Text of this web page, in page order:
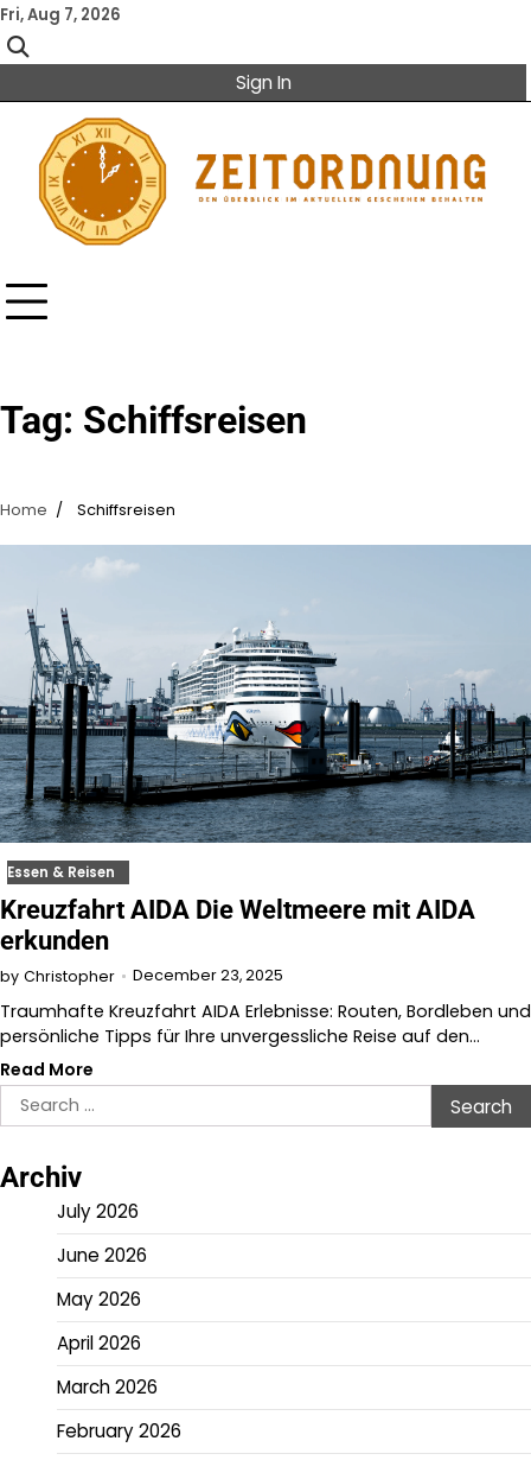
Skip
to
content
Fri, Aug 7, 2026
Sign In
Tag: Schiffsreisen
Home Schiffsreisen
Essen & Reisen
Kreuzfahrt AIDA Die Weltmeere mit AIDA
erkunden
by Christopher December 23, 2025
Traumhafte Kreuzfahrt AIDA Erlebnisse: Routen, Bordleben und
persönliche Tipps für Ihre unvergessliche Reise auf den…
Read More
Search
for:
Archiv
July 2026
June 2026
May 2026
April 2026
March 2026
February 2026